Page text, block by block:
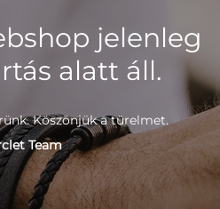
jelenleg
alatt áll.
Köszönjük a türelmet.
Team